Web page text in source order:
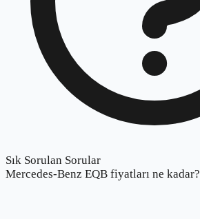
Sık Sorulan Sorular
Mercedes-Benz EQB fiyatları ne kadar?